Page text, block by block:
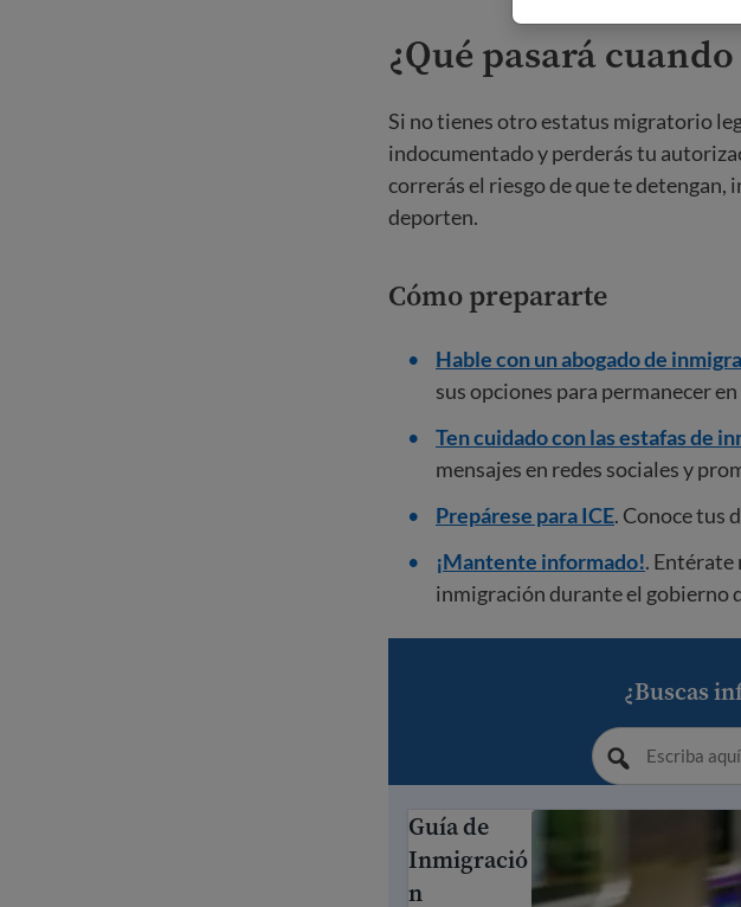
¿Qué pasará
Si no tienes otro estatus migratorio
indocumentado y perderás tu
correrás el riesgo de que te
deporten.
Cómo prepararte
Hable con un abogado de
sus opciones para permanecer en
Ten cuidado con las estafas de
mensajes en redes sociales y
Prepárese para ICE. Conoce tus
¡Mantente informado!. Entérate
inmigración durante el gobierno
¿Buscas
Guía de Inmigración
Guía de
Inmigració
n